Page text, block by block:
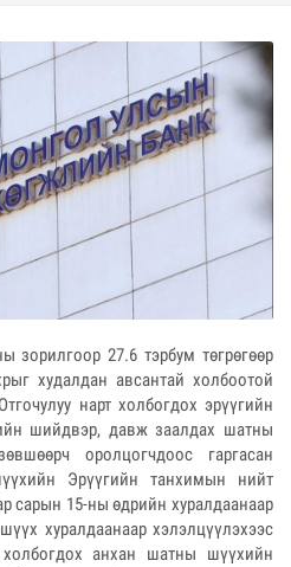
27.6 тэрбум төгрөгөөр
худалдан авсантай холбоотой
нарт холбогдох эрүүгийн
шийдвэр, давж заалдах шатны
оролцогчдоос гаргасан
Эрүүгийн танхимын нийт
сарын 15-ны өдрийн хуралдаанаар
хуралдаанаар хэлэлцүүлэхээс
анхан шатны шүүхийн